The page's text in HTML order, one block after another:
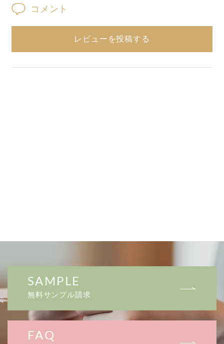
コメント
レビューを投稿する
SAMPLE
無料サンプル請求
FAQ